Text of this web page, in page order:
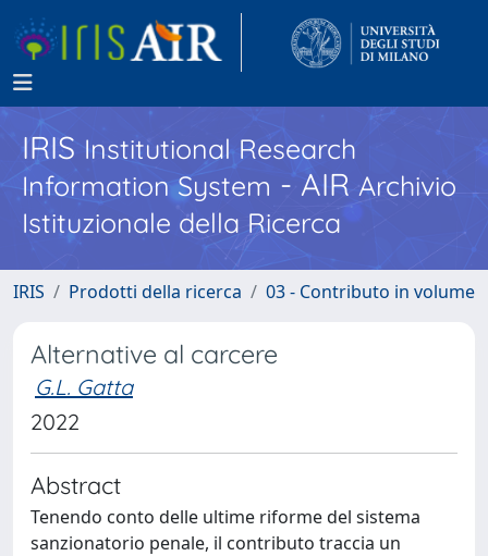
IRISInstitutional Research
Information System - AIR Archivio
Istituzionale della Ricerca
IRIS Prodotti della ricerca 03 - Contributo in volume
Alternative al carcere
G.L. Gatta
2022
Abstract
Tenendo conto delle ultime riforme del sistema
sanzionatorio penale, il contributo traccia un